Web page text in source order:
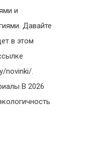
и
Давайте
в этом
novinki/.
В 2026